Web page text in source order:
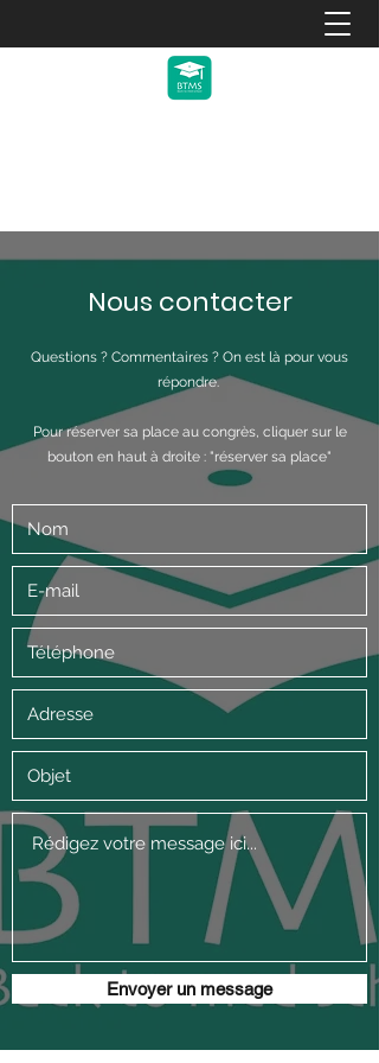
Nous contacter
Questions ? Commentaires ? On est là pour vous
répondre.
Pour réserver sa place au congrès, cliquer sur le
bouton en haut à droite : "réserver sa place"
Envoyer un message